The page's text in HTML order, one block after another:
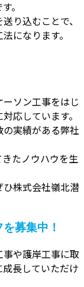
。
り込むことで、
になります。
ソン工事をはじ
応しています。
実績がある弊社
たノウハウを生
株式会社嶺北潜
募集中！
や護岸工事に取
長していただけ